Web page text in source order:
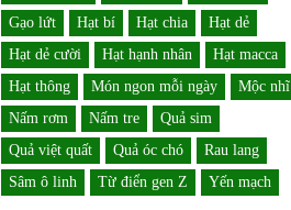
Gạo lứt
Hạt bí Hạt chia
Hạt dẻ
Hạt dẻ cười
Hạt hạnh nhân
Hạt macca
Hạt thông
Món ngon mỗi ngày
Mộc nhĩ
Nấm rơm
Nấm tre
Quả sim
Quả việt quất
Quả óc chó
Rau lang
Sâm ô linh
Từ điển gen Z Yến mạch